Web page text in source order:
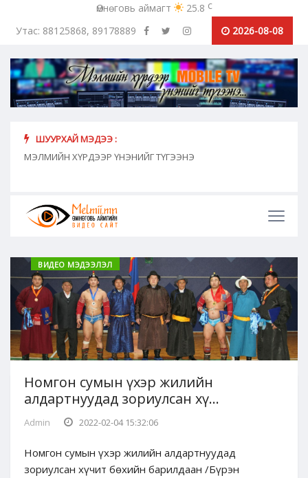
Өмнөговь аймагт 25.8 c
Утас: 88125868, 89178889
2026-08-08
ШУУРХАЙ МЭДЭЭ :
МЭЛМИЙН ХҮРДЭЭР ҮНЭНИЙГ ТҮГЭЭНЭ
ВИДЕО МЭДЭЭЛЭЛ
Номгон сумын үхэр жилийн
алдартнуудад зориулсан хү...
Admin 2022-02-04 15:32:06
Номгон сумын үхэр жилийн алдартнуудад
зориулсан хүчит бөхийн барилдаан /Бүрэн